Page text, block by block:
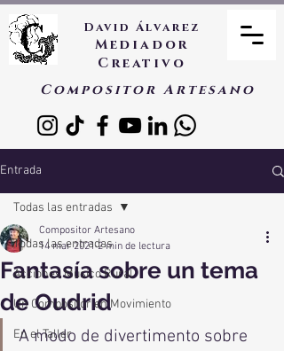
David Álvarez
Mediador
Creativo
Compositor Artesano
Entrada
Todas las entradas
Acciones Músico Rural
Un Compositor en Movimiento
En el Taller
Todas las entradas
Fantasía sobre un tema
de Oudrid
Compositor Artesano
14 mar 2021 2 min de lectura
A modo de divertimento sobre